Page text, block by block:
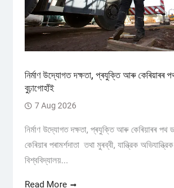
নিৰ্মাণ উদ্যোগত দক্ষতা, প্ৰযুক্তি আৰু কেৰিয়াৰৰ
বুঢ়াগোহাঁই
7 Aug 2026
নিৰ্মাণ উদ্যোগত দক্ষতা, প্ৰযুক্তি আৰু কেৰিয়াৰৰ পথ
কেৰিয়াৰ পৰামৰ্শদাতা তথা মুৰব্বী, যান্ত্রিক
বিশ্ববিদ্যালয়...
Read More